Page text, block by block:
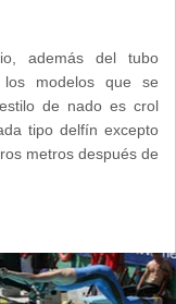
además del tubo
modelos que se
de nado es crol
tipo delfín excepto
metros después de